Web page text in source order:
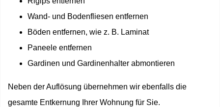
Wand- und Bodenfliesen entfernen
Böden entfernen, wie z. B. Laminat
Paneele entfernen
Gardinen und Gardinenhalter abmontieren
Neben der Auflösung übernehmen wir ebenfalls die
gesamte Entkernung Ihrer Wohnung für Sie.